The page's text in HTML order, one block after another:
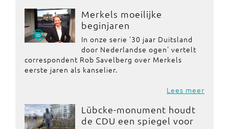
Merkels moeilijke
beginjaren
In onze serie '30 jaar Duitsland
door Nederlandse ogen' vertelt
correspondent Rob Savelberg over Merkels
eerste jaren als kanselier.
Lees meer
Lübcke-monument houdt
de CDU een spiegel voor